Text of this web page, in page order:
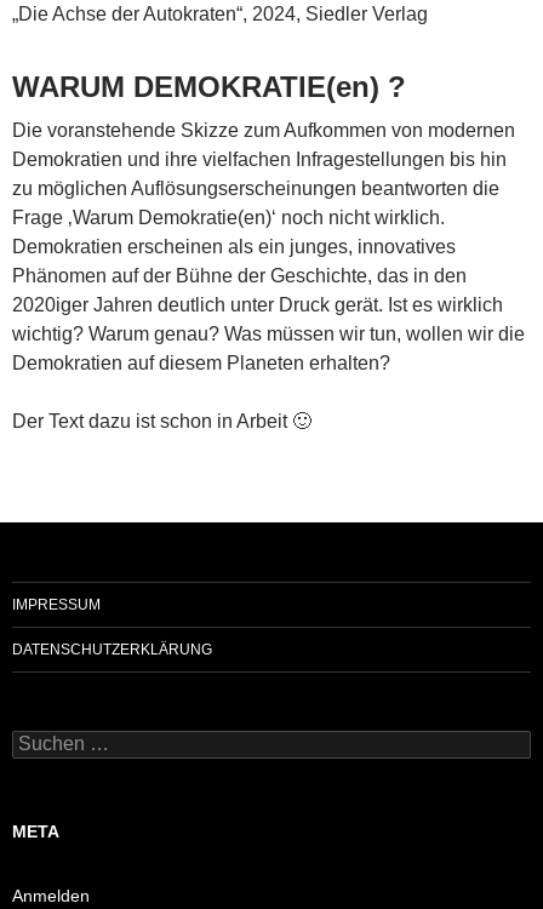
„Die Achse der Autokraten“, 2024, Siedler Verlag
WARUM DEMOKRATIE(en) ?
Die voranstehende Skizze zum Aufkommen von modernen
Demokratien und ihre vielfachen Infragestellungen bis hin
zu möglichen Auflösungserscheinungen beantworten die
Frage ‚Warum Demokratie(en)‘ noch nicht wirklich.
Demokratien erscheinen als ein junges, innovatives
Phänomen auf der Bühne der Geschichte, das in den
2020iger Jahren deutlich unter Druck gerät. Ist es wirklich
wichtig? Warum genau? Was müssen wir tun, wollen wir die
Demokratien auf diesem Planeten erhalten?
Der Text dazu ist schon in Arbeit 🙂
IMPRESSUM
DATENSCHUTZERKLÄRUNG
Suchen
nach:
META
Anmelden